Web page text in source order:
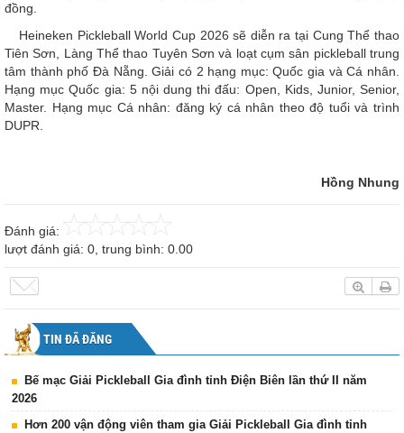
đồng.
Heineken Pickleball World Cup 2026 sẽ diễn ra tại Cung Thể thao
Tiên Sơn, Làng Thể thao Tuyên Sơn và loạt cụm sân pickleball trung
tâm thành phố Đà Nẵng. Giải có 2 hạng mục: Quốc gia và Cá nhân.
Hạng mục Quốc gia: 5 nội dung thi đấu: Open, Kids, Junior, Senior,
Master. Hạng mục Cá nhân: đăng ký cá nhân theo độ tuổi và trình
DUPR.
Hồng Nhung
Đánh giá:
lượt đánh giá: 0, trung bình: 0.00
TIN ĐÃ ĐĂNG
Bế mạc Giải Pickleball Gia đình tỉnh Điện Biên lần thứ II năm
2026
Hơn 200 vận động viên tham gia Giải Pickleball Gia đình tỉnh